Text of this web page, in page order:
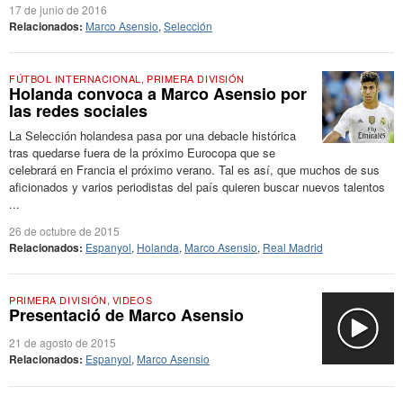
17 de junio de 2016
Relacionados: Marco Asensio, Selección
FÚTBOL INTERNACIONAL , PRIMERA DIVISIÓN
Holanda convoca a Marco Asensio por
las redes sociales
La Selección holandesa pasa por una debacle histórica
tras quedarse fuera de la próximo Eurocopa que se
celebrará en Francia el próximo verano. Tal es así, que muchos de sus
aficionados y varios periodistas del país quieren buscar nuevos talentos
...
26 de octubre de 2015
Relacionados: Espanyol, Holanda, Marco Asensio, Real Madrid
PRIMERA DIVISIÓN, VIDEOS
Presentació de Marco Asensio
21 de agosto de 2015
Relacionados: Espanyol, Marco Asensio